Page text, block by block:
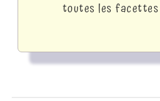
toutes les facettes